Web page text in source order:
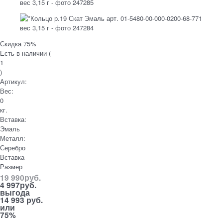
Скидка 75%
Есть в наличии (
1
)
Артикул:
Вес:
0
кг.
Вставка:
Эмаль
Металл:
Серебро
Вставка
Размер
19 990руб.
4 997руб.
выгода
14 993 руб.
или
75%